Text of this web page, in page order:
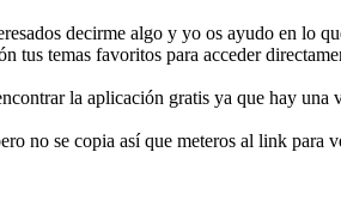
decirme algo y yo os ayudo en lo
tus temas favoritos para acceder
la aplicación gratis ya que hay una
no se copia así que meteros al link para